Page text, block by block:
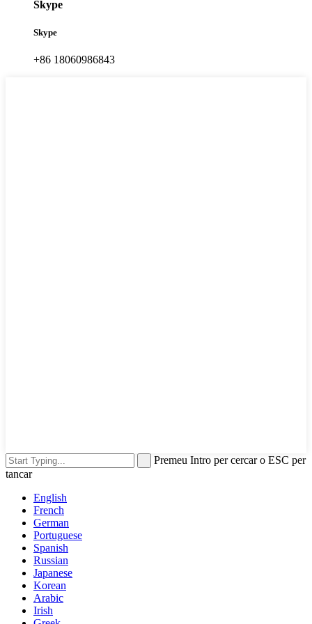
Skype
Skype
+86 18060986843
Premeu Intro per cercar o ESC per
tancar
English
French
German
Portuguese
Spanish
Russian
Japanese
Korean
Arabic
Irish